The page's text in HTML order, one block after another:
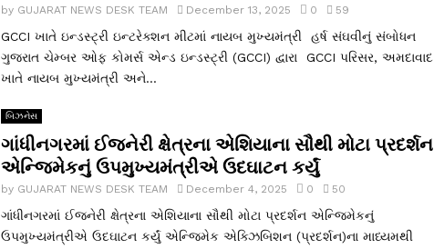
by GUJARAT NEWS DESK TEAM December 13, 2025 0 59
GCCI ખાતે ઇન્ડસ્ટ્રી ઇન્ટરેક્શન મીટમાં નાયબ મુખ્યમંત્રી હર્ષ સંઘવીનું સંબોધન
ગુજરાત ચેમ્બર ઓફ કોમર્સ એન્ડ ઇન્ડસ્ટ્રી (GCCI) દ્વારા GCCI પરિસર, અમદાવાદ
ખાતે નાયબ મુખ્યમંત્રી અને...
બિઝનેસ
ગાંધીનગરમાં ઈજનેરી ક્ષેત્રના એશિયાના સૌથી મોટા પ્રદર્શન
એન્જિમેકનું ઉપમુખ્યમંત્રીએ ઉદઘાટન કર્યું
by GUJARAT NEWS DESK TEAM December 4, 2025 0 50
ગાંધીનગરમાં ઈજનેરી ક્ષેત્રના એશિયાના સૌથી મોટા પ્રદર્શન એન્જિમેકનું
ઉપમુખ્યમંત્રીએ ઉદઘાટન કર્યું એન્જિમેક એક્ઝિબિશન (પ્રદર્શન)ના માધ્યમથી